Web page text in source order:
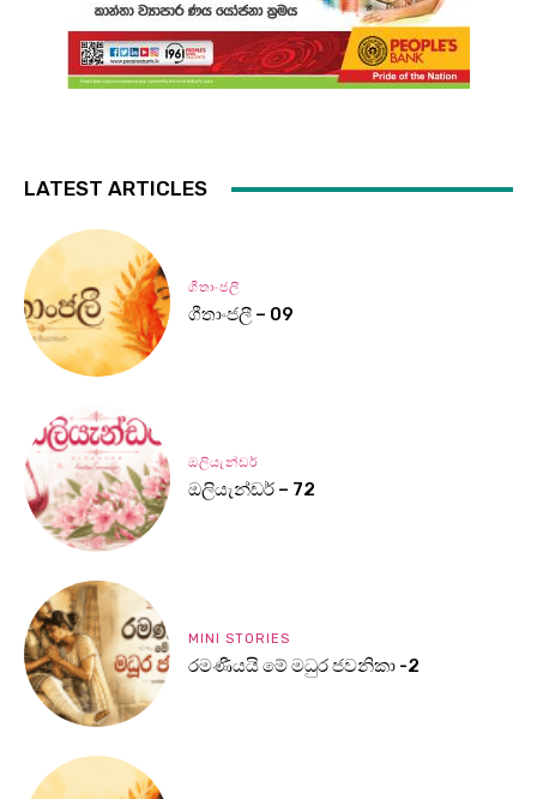
LATEST ARTICLES
ගීතාංජලී
ගීතාංජලී – 09
ඔලියැන්ඩර්
ඔලියැන්ඩර් – 72
MINI STORIES
රමණීයයි මේ මධුර ජවනිකා -2